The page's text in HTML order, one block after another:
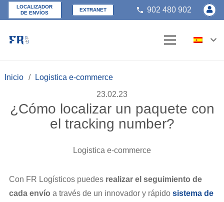
LOCALIZADOR
DE ENVÍOS
EXTRANET phone 902 480 902
Inicio /
Logistica e-commerce
23.02.23
¿Cómo localizar un paquete con
el tracking number?
Logistica e-commerce
Con FR Logísticos puedesrealizar el seguimiento de
cada envío a través de un innovador y rápido sistema de